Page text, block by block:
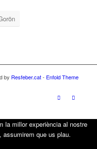
by Resfeber.cat- Enfold Theme
la millor experiència al nostre
que us plau.